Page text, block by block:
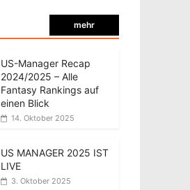
mehr
US-Manager Recap
2024/2025 – Alle
Fantasy Rankings auf
einen Blick
14. Oktober 2025
US MANAGER 2025 IST
LIVE
3. Oktober 2025